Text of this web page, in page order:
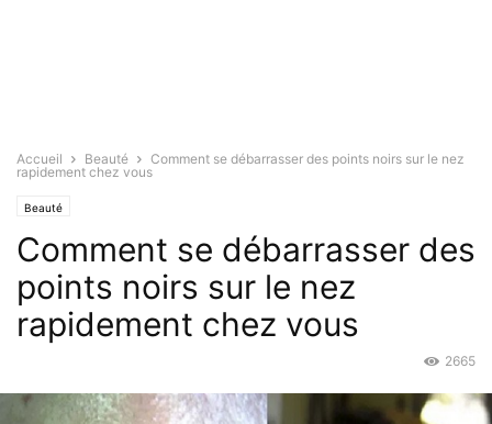
Accueil Beauté
Comment se débarrasser des points noirs sur le nez
rapidement chez vous
Beauté
Comment se débarrasser des
points noirs sur le nez
rapidement chez vous
2665